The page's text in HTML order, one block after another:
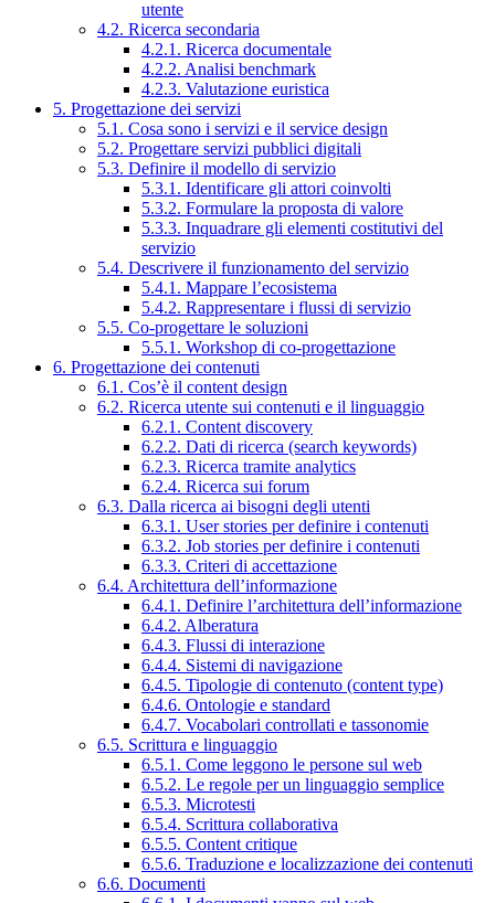
utente
4.2. Ricerca secondaria
4.2.1. Ricerca documentale
4.2.2. Analisi benchmark
4.2.3. Valutazione euristica
5. Progettazione dei servizi
5.1. Cosa sono i servizi e il service design
5.2. Progettare servizi pubblici digitali
5.3. Definire il modello di servizio
5.3.1. Identificare gli attori coinvolti
5.3.2. Formulare la proposta di valore
5.3.3. Inquadrare gli elementi costitutivi del
servizio
5.4. Descrivere il funzionamento del servizio
5.4.1. Mappare l’ecosistema
5.4.2. Rappresentare i flussi di servizio
5.5. Co-progettare le soluzioni
5.5.1. Workshop di co-progettazione
6. Progettazione dei contenuti
6.1. Cos’è il content design
6.2. Ricerca utente sui contenuti e il linguaggio
6.2.1. Content discovery
6.2.2. Dati di ricerca (search keywords)
6.2.3. Ricerca tramite analytics
6.2.4. Ricerca sui forum
6.3. Dalla ricerca ai bisogni degli utenti
6.3.1. User stories per definire i contenuti
6.3.2. Job stories per definire i contenuti
6.3.3. Criteri di accettazione
6.4. Architettura dell’informazione
6.4.1. Definire l’architettura dell’informazione
6.4.2. Alberatura
6.4.3. Flussi di interazione
6.4.4. Sistemi di navigazione
6.4.5. Tipologie di contenuto (content type)
6.4.6. Ontologie e standard
6.4.7. Vocabolari controllati e tassonomie
6.5. Scrittura e linguaggio
6.5.1. Come leggono le persone sul web
6.5.2. Le regole per un linguaggio semplice
6.5.3. Microtesti
6.5.4. Scrittura collaborativa
6.5.5. Content critique
6.5.6. Traduzione e localizzazione dei contenuti
6.6. Documenti